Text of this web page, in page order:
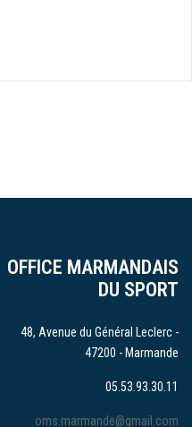
OFFICE MARMANDAIS
DU SPORT
48, Avenue du Général Leclerc -
47200 - Marmande
05.53.93.30.11
oms.marmande@gmail.com